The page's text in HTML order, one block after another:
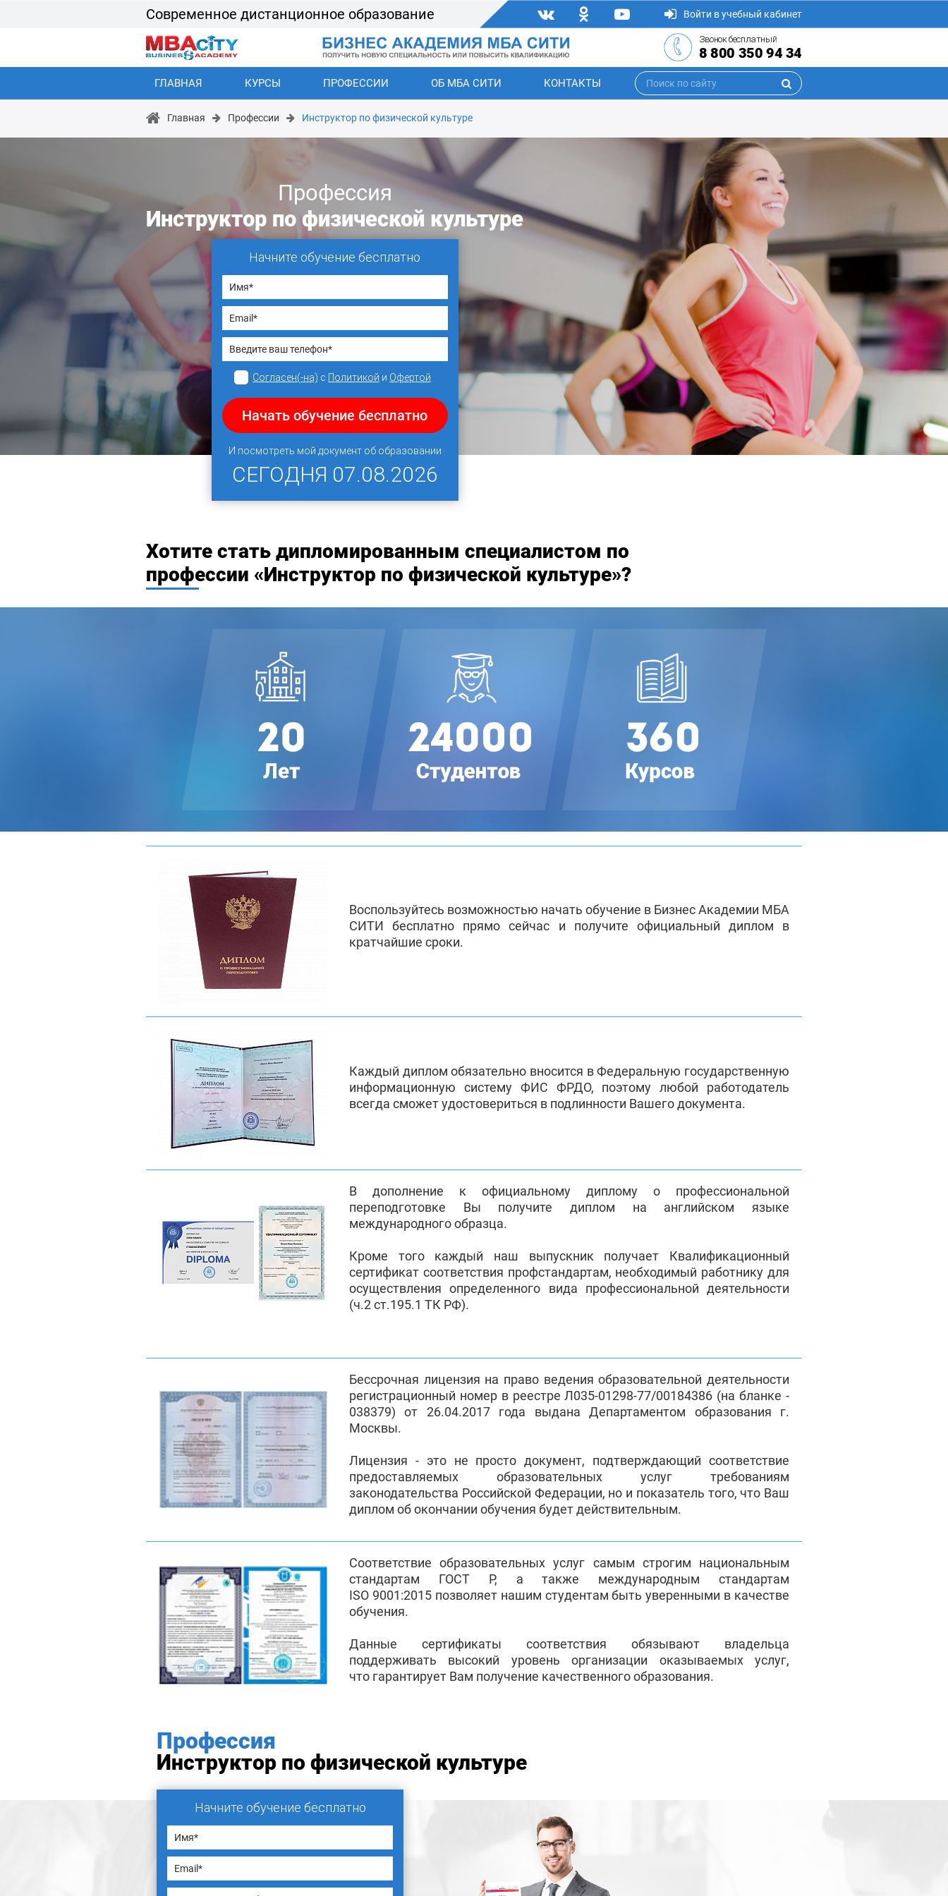
Современное дистанционное образование Войти в учебный кабинет
Звонок бесплатный
8 800 350 94 34
ГЛАВНАЯ КУРСЫ ПРОФЕССИИ ОБ МБА СИТИ КОНТАКТЫ
Главная Профессии Инструктор по физической культуре
Профессия
Инструктор по физической культуре
Начните обучение бесплатно
Согласен(-на) с Политикой и Офертой
Начать обучение бесплатно
И посмотреть мой документ об образовании
СЕГОДНЯ 07.08.2026
Хотите стать дипломированным специалистом по
профессии «Инструктор по физической культуре»?
Воспользуйтесь возможностью начать обучение в Бизнес Академии МБА
СИТИ бесплатно прямо сейчас и получите официальный диплом в
кратчайшие сроки.
Каждый диплом обязательно вносится в Федеральную государственную
информационную систему ФИС ФРДО, поэтому любой работодатель
всегда сможет удостовериться в подлинности Вашего документа.
В дополнение к официальному диплому о профессиональной
переподготовке Вы получите диплом на английском языке
международного образца.
Кроме того каждый наш выпускник получает Квалификационный
сертификат соответствия профстандартам, необходимый работнику для
осуществления определенного вида профессиональной деятельности
(ч.2 ст.195.1 ТК РФ).
Бессрочная лицензия на право ведения образовательной деятельности
регистрационный номер в реестре Л035-01298-77/00184386 (на бланке -
038379) от 26.04.2017 года выдана Департаментом образования г.
Москвы.
Лицензия - это не просто документ, подтверждающий соответствие
предоставляемых образовательных услуг требованиям
законодательства Российской Федерации, но и показатель того, что Ваш
диплом об окончании обучения будет действительным.
Соответствие образовательных услуг самым строгим национальным
стандартам ГОСТ Р, а также международным стандартам
ISO 9001:2015 позволяет нашим студентам быть уверенными в качестве
обучения.
Данные сертификаты соответствия обязывают владельца
поддерживать высокий уровень организации оказываемых услуг,
что гарантирует Вам получение качественного образования.
Профессия
Инструктор по физической культуре
Начните обучение бесплатно